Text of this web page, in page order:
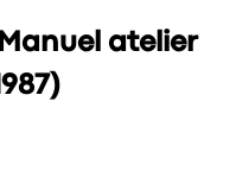
atelier